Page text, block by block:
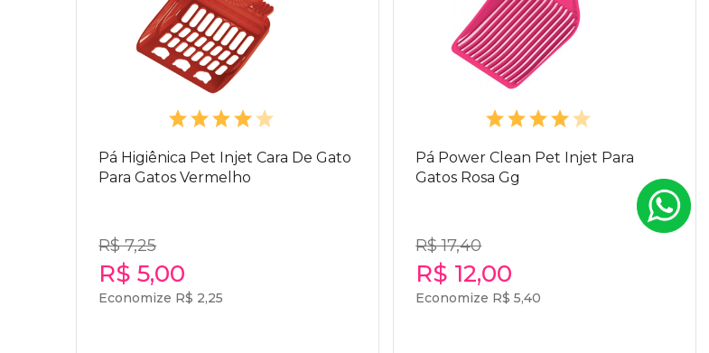
Pá Higiênica Pet Injet Cara De Gato
Para Gatos Vermelho
R$ 7,25
R$ 5,00
Economize R$ 2,25
Pá Power Clean Pet Injet Para
Gatos Rosa Gg
R$ 17,40
R$ 12,00
Economize R$ 5,40